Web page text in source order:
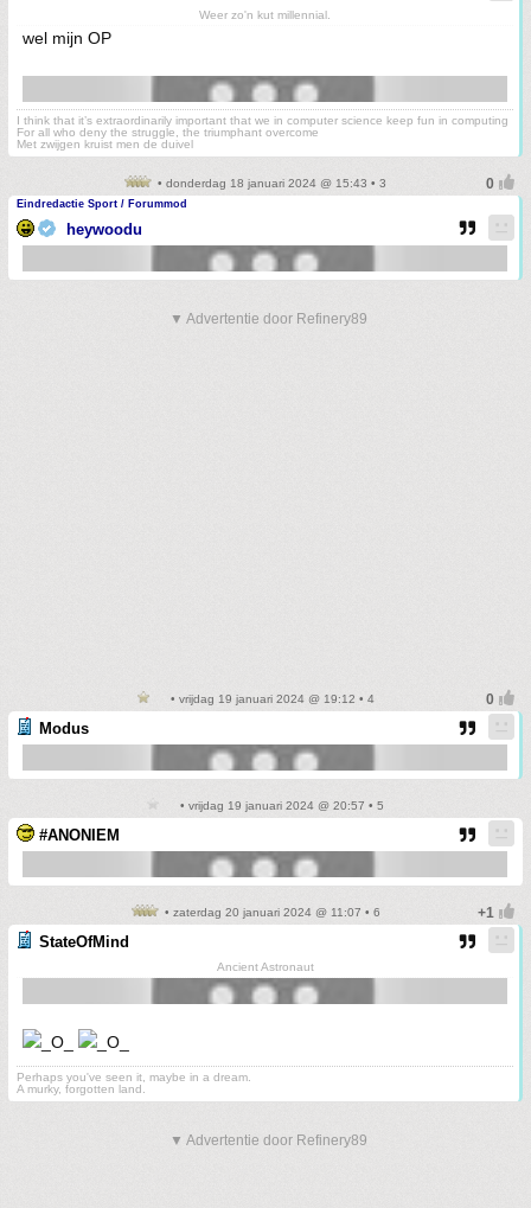
Weer zo'n kut millennial.
wel mijn OP
I think that it’s extraordinarily important that we in computer science keep fun in computing
For all who deny the struggle, the triumphant overcome
Met zwijgen kruist men de duivel
• donderdag 18 januari 2024 @ 15:43 • 3
Eindredactie Sport / Forummod
heywoodu
▼ Advertentie door Refinery89
• vrijdag 19 januari 2024 @ 19:12 • 4
Modus
• vrijdag 19 januari 2024 @ 20:57 • 5
#ANONIEM
• zaterdag 20 januari 2024 @ 11:07 • 6
StateOfMind
Ancient Astronaut
Perhaps you've seen it, maybe in a dream.
A murky, forgotten land.
▼ Advertentie door Refinery89